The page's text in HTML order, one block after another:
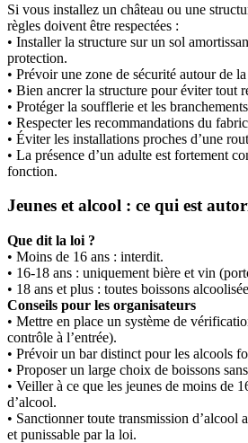
Si vous installez un château ou une
règles doivent être respectées :
• Installer la structure sur un sol
protection.
• Prévoir une zone de sécurité autour de
• Bien ancrer la structure pour éviter tout
• Protéger la soufflerie et les
• Respecter les recommandations du
• Éviter les installations proches d’une
• La présence d’un adulte est fortement
fonction.
Jeunes et alcool : ce qui est
Que dit la loi ?
• Moins de 16 ans : interdit.
• 16-18 ans : uniquement bière et vin
• 18 ans et plus : toutes boissons
Conseils pour les organisateurs
• Mettre en place un système de
contrôle à l’entrée).
• Prévoir un bar distinct pour les alcools
• Proposer un large choix de boissons
• Veiller à ce que les jeunes de moins de
d’alcool.
• Sanctionner toute transmission d’alcool
et punissable par la loi.